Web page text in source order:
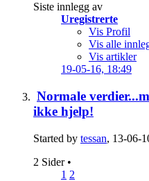
Siste innlegg av
Uregistrerte
Vis Profil
Vis alle
Vis artikler
19-05-16, 18:49
Normale
ikke hjelp!
Started by tessan, 13-06-
2 Sider •
1 2